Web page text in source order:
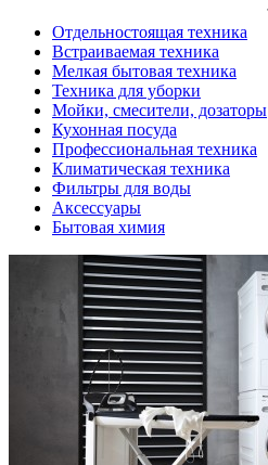
Отдельностоящая техника
Встраиваемая техника
Мелкая бытовая техника
Техника для уборки
Мойки, смесители, дозаторы
Кухонная посуда
Профессиональная техника
Климатическая техника
Фильтры для воды
Аксессуары
Бытовая химия